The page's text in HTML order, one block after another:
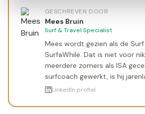
GESCHREVEN DOOR
Mees Bruin
Surf & Travel Specialist
Mees wordt gezien als de
SurfaWhile. Dat is niet voor
meerdere zomers als ISA
surfcoach gewerkt, is hij
geweest op verschillende
golven te surfen. Met een bak
LinkedIn profiel